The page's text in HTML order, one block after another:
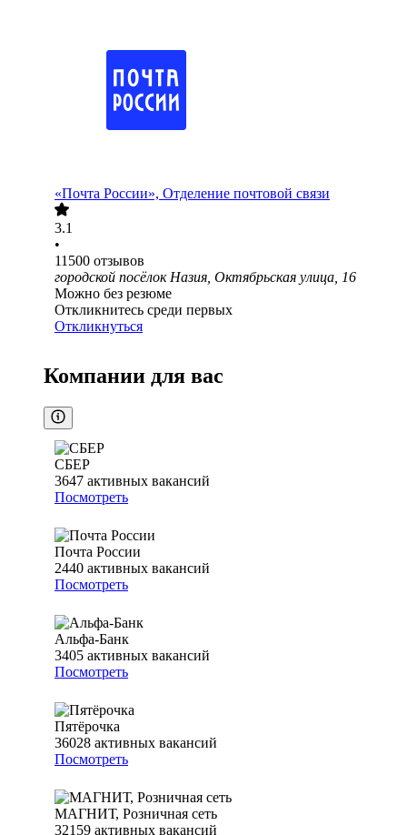
«Почта России», Отделение почтовой связи
3.1
•
11500 отзывов
городской посёлок Назия, Октябрьская улица, 16
Можно без резюме
Откликнитесь среди первых
Откликнуться
Компании для вас
СБЕР
3647 активных вакансий
Посмотреть
Почта России
2440 активных вакансий
Посмотреть
Альфа-Банк
3405 активных вакансий
Посмотреть
Пятёрочка
36028 активных вакансий
Посмотреть
МАГНИТ, Розничная сеть
32159 активных вакансий